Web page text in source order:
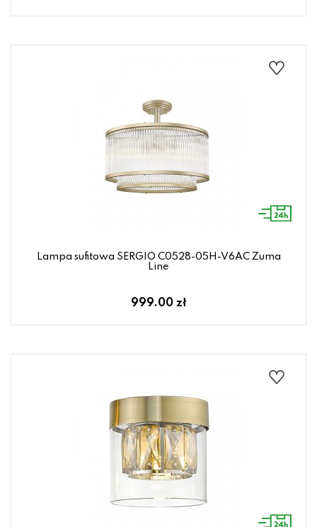
Lampa sufitowa SERGIO C0528-05H-V6AC Zuma
Line
999.00 zł